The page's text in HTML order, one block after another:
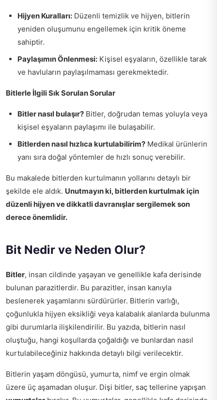
Hijyen Kuralları: Düzenli temizlik ve hijyen, bitlerin
yeniden oluşumunu engellemek için kritik öneme
sahiptir.
Paylaşımın Önlenmesi: Kişisel eşyaların, özellikle tarak
ve havluların paylaşılmaması gerekmektedir.
Bitlerle İlgili Sık Sorulan Sorular
Bitler nasıl bulaşır? Bitler, doğrudan temas yoluyla veya
kişisel eşyaların paylaşımı ile bulaşabilir.
Bitlerden nasıl hızlıca kurtulabilirim? Medikal ürünlerin
yanı sıra doğal yöntemler de hızlı sonuç verebilir.
Bu makalede bitlerden kurtulmanın yollarını detaylı bir
şekilde ele aldık. Unutmayın ki, bitlerden kurtulmak için
düzenli hijyen ve dikkatli davranışlar sergilemek son
derece önemlidir.
Bit Nedir ve Neden Olur?
Bitler, insan cildinde yaşayan ve genellikle kafa derisinde
bulunan parazitlerdir. Bu parazitler, insan kanıyla
beslenerek yaşamlarını sürdürürler. Bitlerin varlığı,
çoğunlukla hijyen eksikliği veya kalabalık alanlarda bulunma
gibi durumlarla ilişkilendirilir. Bu yazıda, bitlerin nasıl
oluştuğu, hangi koşullarda çoğaldığı ve bunlardan nasıl
kurtulabileceğiniz hakkında detaylı bilgi verilecektir.
Bitlerin yaşam döngüsü, yumurta, nimf ve ergin olmak
üzere üç aşamadan oluşur. Dişi bitler, saç tellerine yapışan